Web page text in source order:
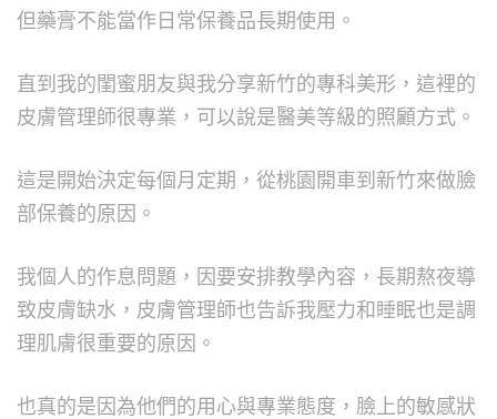
但藥膏不能當作日常保養品長期使用。
直到我的閨蜜朋友與我分享新竹的專科美形，這裡的
皮膚管理師很專業，可以說是醫美等級的照顧方式。
這是開始決定每個月定期，從桃園開車到新竹來做臉
部保養的原因。
我個人的作息問題，因要安排教學內容，長期熬夜導
致皮膚缺水，皮膚管理師也告訴我壓力和睡眠也是調
理肌膚很重要的原因。
也真的是因為他們的用心與專業態度，臉上的敏感狀